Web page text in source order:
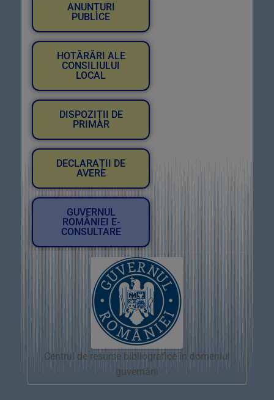
ANUNȚURI
PUBLICE
HOTĂRĂRI ALE
CONSILIULUI
LOCAL
DISPOZIȚII DE
PRIMAR
DECLARAȚII DE
AVERE
GUVERNUL
ROMÂNIEI E-
CONSULTARE
Centrul de resurse bibliografice în domeniul
guvernării